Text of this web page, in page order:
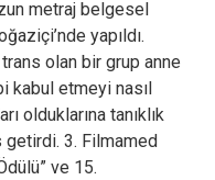
metraj belgesel
yapıldı.
olan bir grup anne
kabul etmeyi nasıl
olduklarına tanıklık
getirdi. 3. Filmamed
ve 15.